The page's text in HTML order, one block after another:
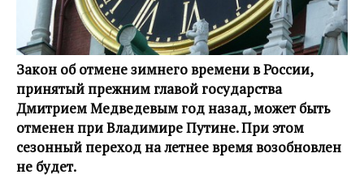
Закон об отмене зимнего времени в России,
принятый прежним главой государства
Дмитрием Медведевым год назад, может быть
отменен при Владимире Путине. При этом
сезонный переход на летнее время возобновлен
не будет.